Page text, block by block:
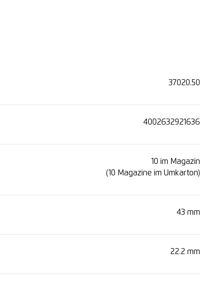
37020.50
4002632921636
10 im Magazin
(10 Magazine im Umkarton)
43 mm
22.2 mm